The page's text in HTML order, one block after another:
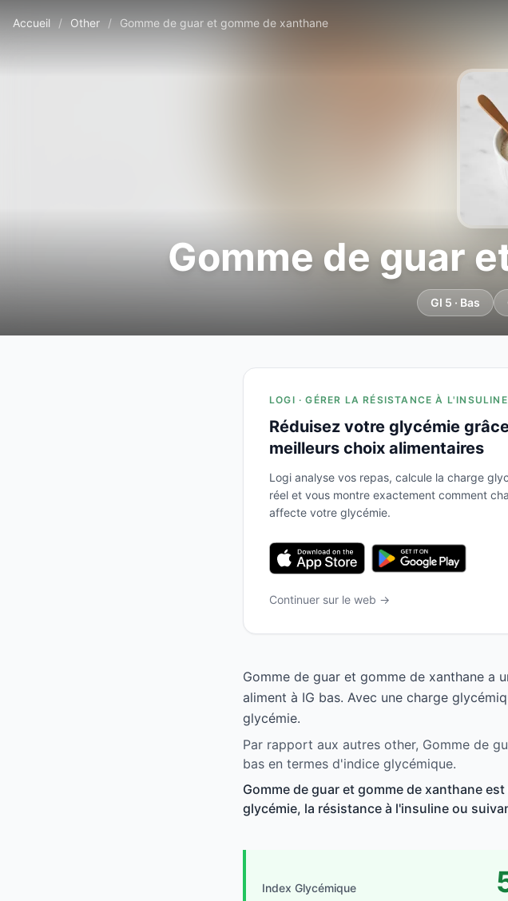
Accueil / Other / Gomme de guar et gomme de xanthane
Gomme de guar
GI 5 · Bas
LOGI · GÉRER LA RÉSISTANCE À L'INSULINE
Réduisez votre glycémie
meilleurs choix alimentaires
Logi analyse vos repas, calcule la charge
réel et vous montre exactement comment
affecte votre glycémie.
Continuer sur le web →
Gomme de guar et gomme de xanthane a
aliment à IG bas. Avec une charge
glycémie.
Par rapport aux autres other, Gomme de
bas en termes d'indice glycémique.
Gomme de guar et gomme de xanthane
glycémie, la résistance à l'insuline ou
Index Glycémique